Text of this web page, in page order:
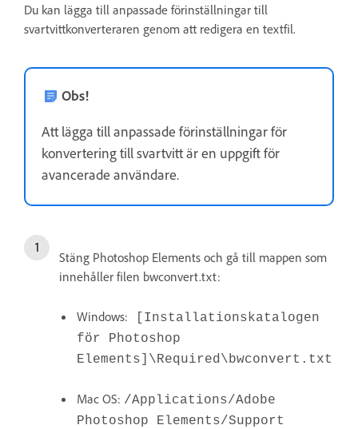
Du kan lägga till anpassade förinställningar till
svartvittkonverteraren genom att redigera en textfil.
Obs!
Att lägga till anpassade förinställningar för
konvertering till svartvitt är en uppgift för
avancerade användare.
Stäng Photoshop Elements och gå till mappen som
innehåller filen bwconvert.txt:
Windows: [Installationskatalogen
för Photoshop
Elements]\Required\bwconvert.txt
Mac OS: /Applications/Adobe
Photoshop Elements/Support